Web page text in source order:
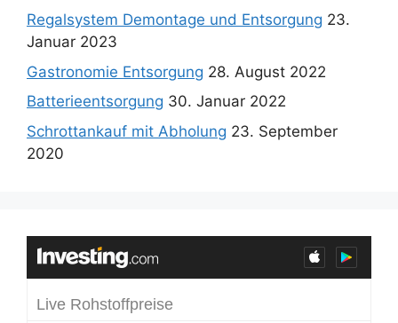
Regalsystem Demontage und Entsorgung 23.
Januar 2023
Gastronomie Entsorgung 28. August 2022
Batterieentsorgung 30. Januar 2022
Schrottankauf mit Abholung 23. September
2020